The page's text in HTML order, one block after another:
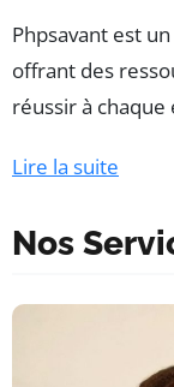
Phpsavant est
offrant des
réussir à
Lire la suite
Nos